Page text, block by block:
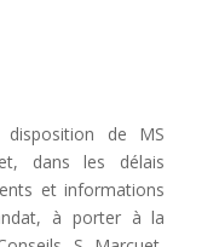
de MS
dans les délais
et informations
à porter à la